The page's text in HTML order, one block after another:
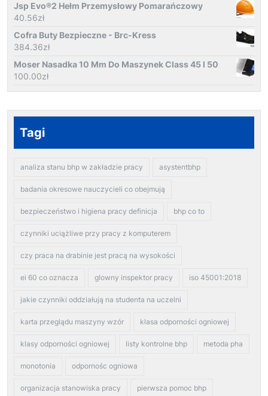
Jsp Evo®2 Hełm Przemysłowy Pomarańczowy
40.56zł
Cofra Buty Bezpieczne - Brc-Kress
384.36zł
Moser Nasadka 10 Mm Do Maszynek Class 45 I 50
100.00zł
Tagi
analiza stanu bhp w zakładzie pracy asystentbhp
badania okresowe nauczycieli co obejmują
bezpieczeństwo i higiena pracy definicja bhp co to
czynniki uciążliwe przy pracy z komputerem
czy praca na drabinie jest pracą na wysokości
ei 60 co oznacza glowny inspektor pracy iso 45001:2018
jakie czynniki oddziałują na studenta na uczelni
karta przeglądu maszyny wzór klasa odporności ogniowej
klasy odporności ogniowej listy kontrolne bhp metoda pha
monotonia odpornośc ogniowa
organizacja stanowiska pracy pierwsza pomoc bhp